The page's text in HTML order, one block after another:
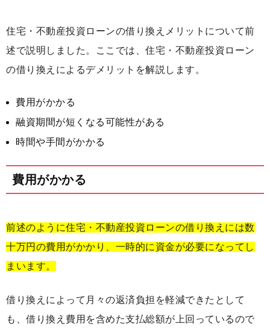
住宅・不動産投資ローンの借り換えメリットについて前
述で説明しました。ここでは、住宅・不動産投資ローン
の借り換えによるデメリットを解説します。
費用がかかる
融資期間が短くなる可能性がある
時間や手間がかかる
費用がかかる
前述のように住宅・不動産投資ローンの借り換えには数
十万円の費用がかかり、一時的に資金が必要になってし
まいます。
借り換えによって月々の返済負担を軽減できたとして
も、借り換え費用を含めた支払総額が上回っているので